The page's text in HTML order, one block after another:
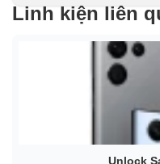
Linh kiện liên
Unlock